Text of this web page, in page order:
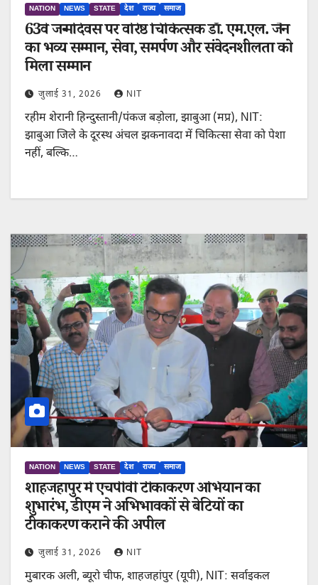
NATION NEWS STATE देश राज्य समाज
63वें जन्मदिवस पर वरिष्ठ चिकित्सक डॉ. एम.एल. जैन
का भव्य सम्मान, सेवा, समर्पण और संवेदनशीलता को
मिला सम्मान
जुलाई 31, 2026 NIT
रहीम शेरानी हिन्दुस्तानी/पंकज बड़ोला, झाबुआ (मप्र), NIT:
झाबुआ जिले के दूरस्थ अंचल झकनावदा में चिकित्सा सेवा को पेशा
नहीं, बल्कि…
NATION NEWS STATE देश राज्य समाज
शाहजहांपुर में एचपीवी टीकाकरण अभियान का
शुभारंभ, डीएम ने अभिभावकों से बेटियों का
टीकाकरण कराने की अपील
जुलाई 31, 2026 NIT
मुबारक अली, ब्यूरो चीफ, शाहजहांपुर (यूपी), NIT: सर्वाइकल